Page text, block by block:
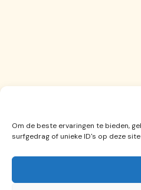
Om de beste ervaringen te bieden,
surfgedrag of unieke ID's op deze